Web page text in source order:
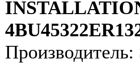
Производитель: